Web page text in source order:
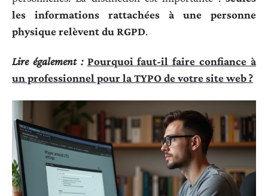
les informations rattachées à une personne
physique relèvent du RGPD.
Lire également : Pourquoi faut-il faire confiance à
un professionnel pour la TYPO de votre site web ?